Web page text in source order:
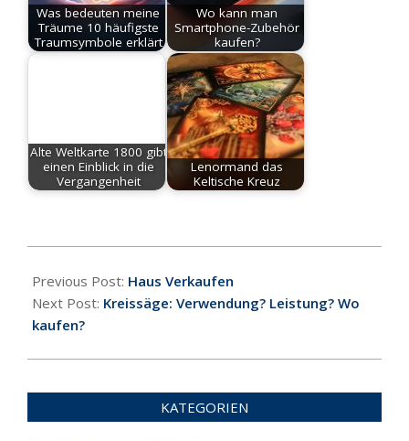
Was bedeuten meine
Träume 10 häufigste
Traumsymbole erklärt
Wo kann man
Smartphone-Zubehör
kaufen?
Alte Weltkarte 1800 gibt
einen Einblick in die
Vergangenheit
Lenormand das
Keltische Kreuz
09-
17
Previous Post: Haus Verkaufen
Next Post: Kreissäge: Verwendung? Leistung? Wo
kaufen?
KATEGORIEN